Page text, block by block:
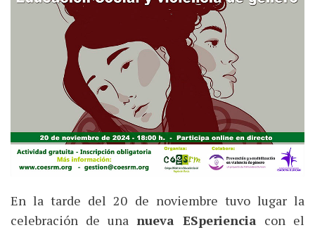
En la tarde del 20 de noviembre tuvo lugar la
celebración de una nueva ESperiencia con el